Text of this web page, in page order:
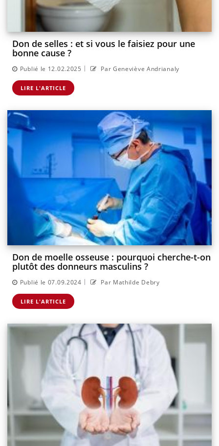
Don de selles : et si vous le faisiez pour une
bonne cause ?
Publié le 12.02.2025 | Par Geneviève Andrianaly
LIRE L'ARTICLE
Don de moelle osseuse : pourquoi cherche-t-on
plutôt des donneurs masculins ?
Publié le 07.09.2024 | Par Mathilde Debry
LIRE L'ARTICLE